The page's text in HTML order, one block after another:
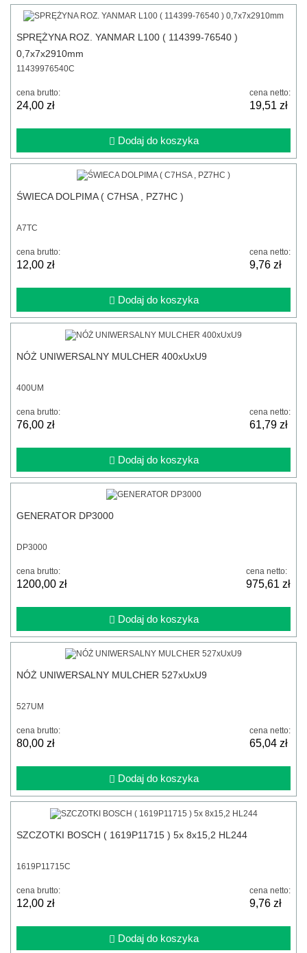
SPRĘŻYNA ROZ. YANMAR L100 ( 114399-76540 )
0,7x7x2910mm
11439976540C
cena brutto:
24,00 zł
cena netto:
19,51 zł
Dodaj do koszyka
ŚWIECA DOLPIMA ( C7HSA , PZ7HC )
A7TC
cena brutto:
12,00 zł
cena netto:
9,76 zł
Dodaj do koszyka
NÓŻ UNIWERSALNY MULCHER 400xUxU9
400UM
cena brutto:
76,00 zł
cena netto:
61,79 zł
Dodaj do koszyka
GENERATOR DP3000
DP3000
cena brutto:
1200,00 zł
cena netto:
975,61 zł
Dodaj do koszyka
NÓŻ UNIWERSALNY MULCHER 527xUxU9
527UM
cena brutto:
80,00 zł
cena netto:
65,04 zł
Dodaj do koszyka
SZCZOTKI BOSCH ( 1619P11715 ) 5x 8x15,2 HL244
1619P11715C
cena brutto:
12,00 zł
cena netto:
9,76 zł
Dodaj do koszyka